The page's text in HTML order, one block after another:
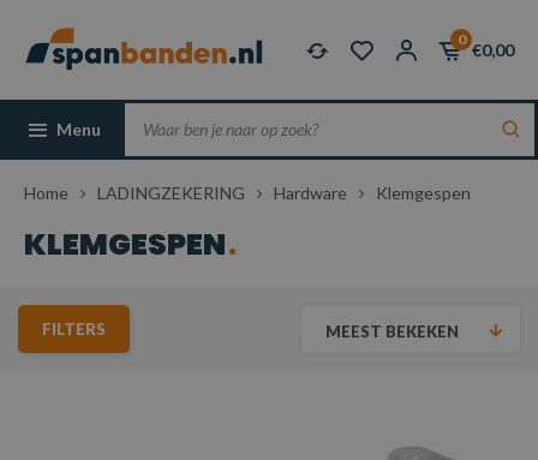
0
€0,00
Menu
Home LADINGZEKERING Hardware Klemgespen
KLEMGESPEN
FILTERS MEEST BEKEKEN